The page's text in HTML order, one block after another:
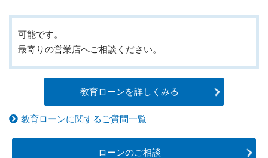
可能です。
最寄りの営業店へご相談ください。
教育ローンを詳しくみる
教育ローンに関するご質問一覧
ローンのご相談